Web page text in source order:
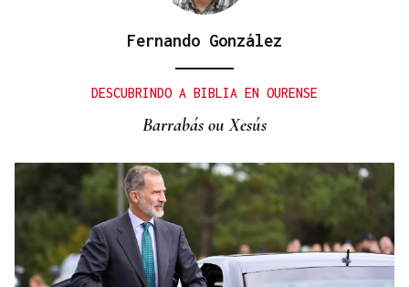
Fernando González
DESCUBRINDO A BIBLIA EN OURENSE
Barrabás ou Xesús